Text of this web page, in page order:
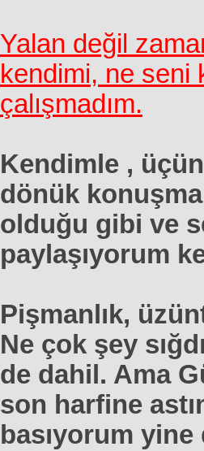
Yalan değil
kendimi, ne seni
çalışmadım.
Kendimle ,
dönük
olduğu gibi ve
paylaşıyorum
Pişmanlık,
Ne çok şey
de dahil. Ama
son harfine
basıyorum yine